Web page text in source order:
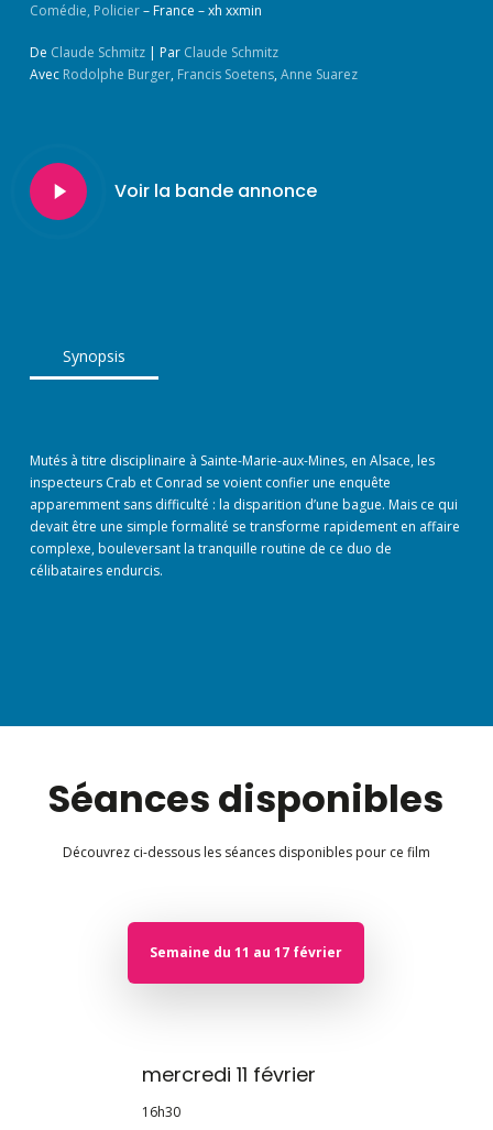
Comédie, Policier– France – xh xxmin
De Claude Schmitz | Par Claude Schmitz
Avec Rodolphe Burger, Francis Soetens,Anne Suarez
Play
Video
Voir la bande annonce
Synopsis
Mutés à titre disciplinaire à Sainte-Marie-aux-Mines, en Alsace, les
inspecteurs Crab et Conrad se voient confier une enquête
apparemment sans difficulté : la disparition d’une bague. Mais ce qui
devait être une simple formalité se transforme rapidement en affaire
complexe, bouleversant la tranquille routine de ce duo de
célibataires endurcis.
Séances disponibles
Découvrez ci-dessous les séances disponibles pour ce film
Semaine du 11 au 17 février
mercredi 11 février
16h30